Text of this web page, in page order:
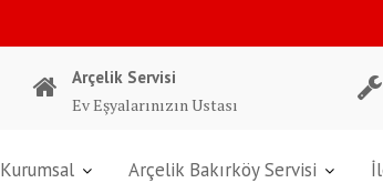
Arçelik Servisi
Ev Eşyalarınızın Ustası
Kurumsal Arçelik Bakırköy Servisi